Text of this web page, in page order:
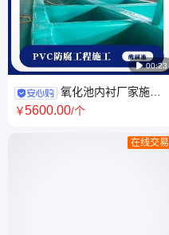
 00:23
氧化池内衬厂家施工
耐酸碱储酸槽内衬 化工厂绿色
￥5600.00/个
在线交易